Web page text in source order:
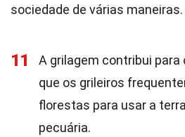
sociedade de várias maneiras.
11
A grilagem contribui
que os grileiros
florestas para usar a
pecuária.